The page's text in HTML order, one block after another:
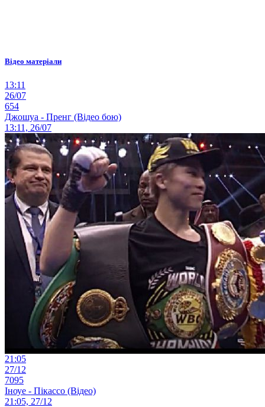
Відео матеріали
13:11
26/07
654
Джошуа - Пренг (Відео бою)
13:11, 26/07
21:05
27/12
7095
Іноуе - Пікассо (Відео)
21:05, 27/12